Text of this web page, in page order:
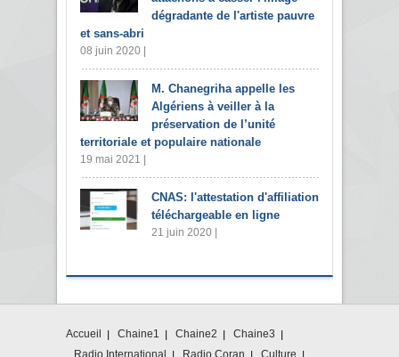
dégradante de l'artiste pauvre
et sans-abri
08 juin 2020 |
M. Chanegriha appelle les
Algériens à veiller à la
préservation de l’unité
territoriale et populaire nationale
19 mai 2021 |
CNAS: l'attestation d'affiliation
téléchargeable en ligne
21 juin 2020 |
Accueil Chaine1 Chaine2
Chaine3